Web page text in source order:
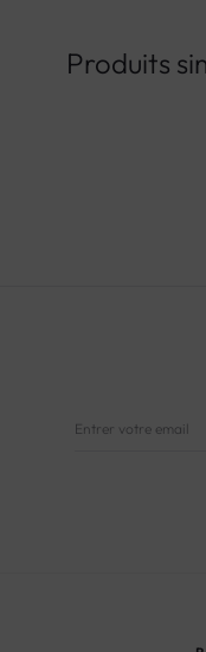
Produits